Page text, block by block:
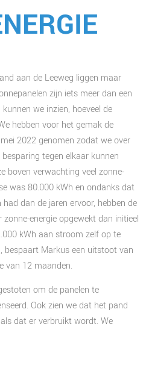
aan de Leeweg liggen maar
zijn iets meer dan een
we inzien, hoeveel de
hebben voor het gemak de
2022 genomen zodat we over
tegen elkaar kunnen
boven verwachting veel zonne-
was 80.000 kWh en ondanks dat
dan de jaren ervoor, hebben de
energie opgewekt dan initieel
kWh aan stroom zelf op te
bespaart Markus een uitstoot van
van 12 maanden.
om de panelen te
Ook zien we dat het pand
dat er verbruikt wordt. We